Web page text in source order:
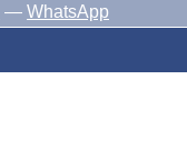
— WhatsApp